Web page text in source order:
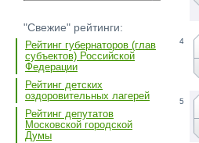
"Свежие" рейтинги:
Рейтинг губернаторов (глав
субъектов) Российской
Федерации
Рейтинг детских
оздоровительных лагерей
Рейтинг депутатов
Московской городской
Думы
4
5